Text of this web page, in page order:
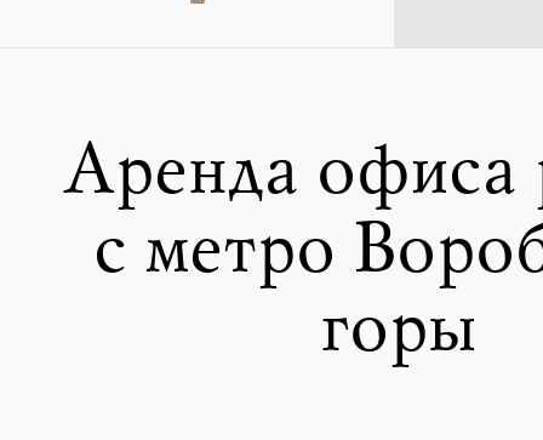
Аренда офиса
с метро
горы